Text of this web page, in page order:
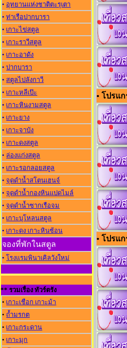
• อุทยานแห่งชาติตะรุเตา
• ท่าเรือปากบารา
• เกาะไข่สตูล
• เกาะราวีสตูล
• เกาะอาดัง
• ปากบารา
• สตูลไปลังกาวี
• เกาะหลีเป๊ะ
• เกาะหินงามสตูล
• เกาะยาง
• เกาะจาบัง
• เกาะดงสตูล
• ล่องแก่งสตูล
• เกาะรอกลอยสตูล
• จุดดำน้ำสโตนเฮนจ์
• จุดดำน้ำกองหินแปดไมล์
• จุดดำน้ำซากเรือจม
• เกาะบุโหลนสตูล
• เกาะดง เกาะหินซ้อน
จองที่พักในสตูล
• โรงแรมพินาเคิลวังใหม่
** รวมเรื่อง ทัวร์ตรัง
• เกาะเชือก เกาะม้า
• ถ้ำมรกต
• เกาะกระดาน
• เกาะมุก
• โปรแ
• โปรแ